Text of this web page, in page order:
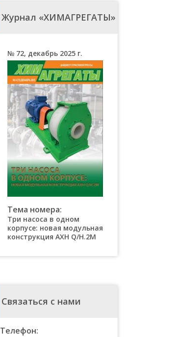
Журнал «ХИМАГРЕГАТЫ»
№ 72, декабрь 2025 г.
Тема номера:
Три насоса в одном
корпусе: новая модульная
конструкция AХН Q/H.2M
Связаться с нами
Телефон: